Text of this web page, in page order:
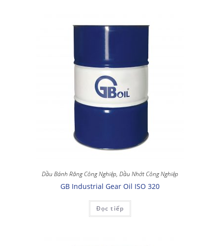
Dầu Bánh Răng Công Nghiệp, Dầu Nhớt Công Nghiệp
GB Industrial Gear Oil ISO 320
Đọc tiếp